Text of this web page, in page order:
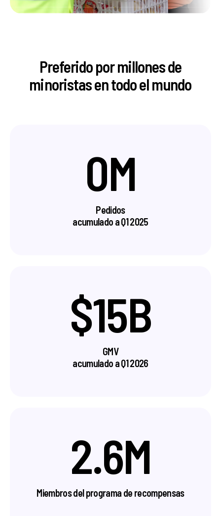
Preferido por millones de
minoristas en todo el mundo
0M
Pedidos
acumulado a Q1 2025
$15B
GMV
acumulado a Q1 2026
2.6M
Miembros del programa de recompensas